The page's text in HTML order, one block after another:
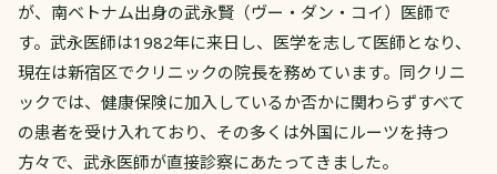
が、南ベトナム出身の武永賢（ヴー・ダン・コイ）医師で
す。武永医師は1982年に来日し、医学を志して医師となり、
現在は新宿区でクリニックの院長を務めています。同クリニ
ックでは、健康保険に加入しているか否かに関わらずすべて
の患者を受け入れており、その多くは外国にルーツを持つ
方々で、武永医師が直接診察にあたってきました。